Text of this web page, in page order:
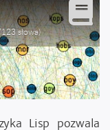
słowa)
Lisp pozwala